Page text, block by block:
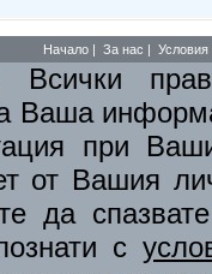
Начало | За нас | Условия
Всички
Ваша
при
от Вашия
да
с